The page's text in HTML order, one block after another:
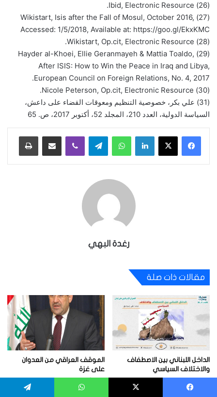
(26) Ibid, Electronic Resource.
(27) Wikistart, Isis after the Fall of Mosul, October 2016,
Accessed: 1/5/2018, Available at: https://goo.gl/EkxKMC
(28) Wikistart, Op.cit, Electronic Resource.
(29) Hayder al-Khoei, Ellie Geranmayeh & Mattia Toaldo,
After ISIS: How to Win the Peace in Iraq and Libya,
European Council on Foreign Relations, No. 4, 2017.
(30) Nicole Peterson, Op.cit, Electronic Resource.
(31) علي بكر، خصوصية التنظيم ومعوقات القضاء على داعش،
السياسة الدولية، العدد 210، المجلد 52، أكتوبر 2017، ص. 65
لينكدإن واتساب
رغدة البهي
مقالات ذات صلة
الداخل اللبناني بين الاصطفاف
والاختلاف السياسي
الموقف العراقي من العدوان
على غزة